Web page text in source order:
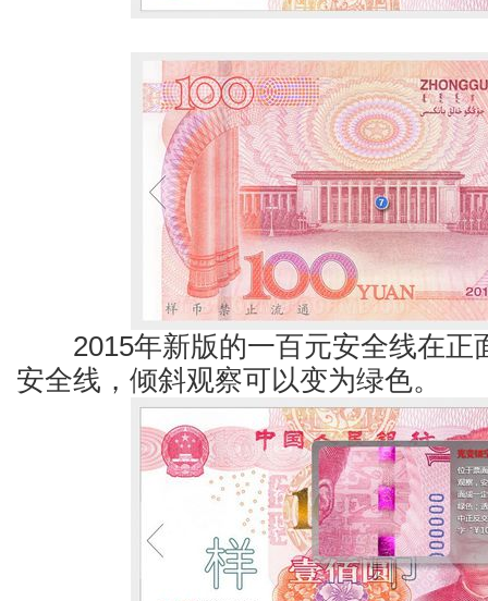
2015年新版的一百元安全线在正
安全线，倾斜观察可以变为绿色。